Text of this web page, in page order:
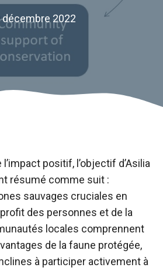
décembre 2022
positif, l’objectif d’Asilia
résumé comme suit :
sauvages cruciales en
profit des personnes et de la
locales comprennent
de la faune protégée,
à participer activement à